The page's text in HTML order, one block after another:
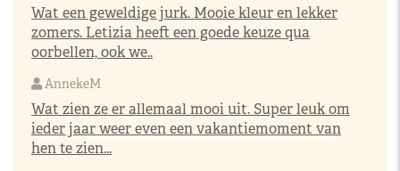
Wat een geweldige jurk. Mooie kleur en lekker
zomers. Letizia heeft een goede keuze qua
oorbellen, ook we..
AnnekeM
Wat zien ze er allemaal mooi uit. Super leuk om
ieder jaar weer even een vakantiemoment van
hen te zien...